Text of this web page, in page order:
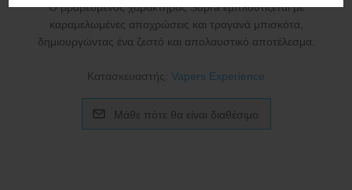
Ο βραβευμένος χαρακτήρας Supra εμπλουτίζεται με
καραμελωμένες αποχρώσεις και τραγανά μπισκότα,
δημιουργώντας ένα ζεστό και απολαυστικό αποτέλεσμα.
Κατασκευαστής: Vapers Experience